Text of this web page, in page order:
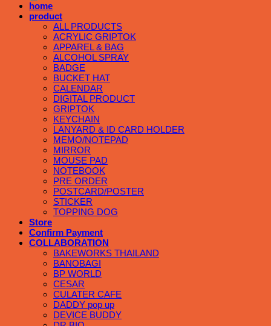
home
product
ALL PRODUCTS
ACRYLIC GRIPTOK
APPAREL & BAG
ALCOHOL SPRAY
BADGE
BUCKET HAT
CALENDAR
DIGITAL PRODUCT
GRIPTOK
KEYCHAIN
LANYARD & ID CARD HOLDER
MEMO/NOTEPAD
MIRROR
MOUSE PAD
NOTEBOOK
PRE ORDER
POSTCARD/POSTER
STICKER
TOPPING DOG
Store
Confirm Payment
COLLABORATION
BAKEWORKS THAILAND
BANOBAGI
BP WORLD
CESAR
CULATER CAFE
DADDY pop up
DEVICE BUDDY